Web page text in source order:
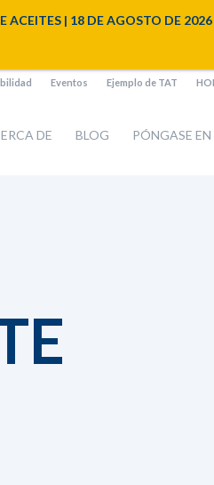
Eventos Ejemplo de TAT
DE BLOG PÓNGASE
| 18 DE AGOSTO DE